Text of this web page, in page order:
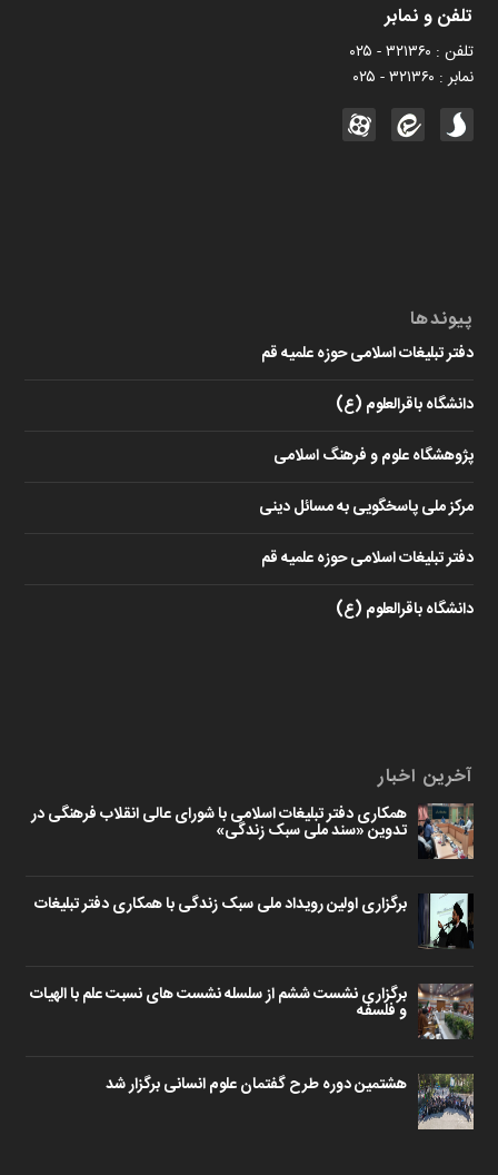
تلفن و نمابر
تلفن : ۳۲۱۳۶۰ - ۰۲۵
نمابر : ۳۲۱۳۶۰ - ۰۲۵
پیوندها
دفتر تبلیغات اسلامی حوزه علمیه قم
دانشگاه باقرالعلوم (ع)
پژوهشگاه علوم و فرهنگ اسلامی
مرکز ملی پاسخگویی به مسائل دینی
دفتر تبلیغات اسلامی حوزه علمیه قم
دانشگاه باقرالعلوم (ع)
آخرین اخبار
همکاری دفتر تبلیغات اسلامی با شورای عالی انقلاب فرهنگی در
تدوین «سند ملی سبک زندگی»
برگزاری اولین رویداد ملی سبک زندگی با همکاری دفتر تبلیغات
برگزاری نشست ششم از سلسله نشست های نسبت علم با الهیات
و فلسفه
هشتمین دوره طرح گفتمان علوم انسانی برگزار شد